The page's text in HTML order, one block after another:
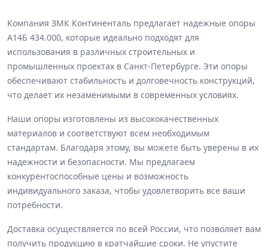
Компания ЗМК Континенталь предлагает надежные опоры
А14Б 434.000, которые идеально подходят для
использования в различных строительных и
промышленных проектах в Санкт-Петербурге. Эти опоры
обеспечивают стабильность и долговечность конструкций,
что делает их незаменимыми в современных условиях.
Наши опоры изготовлены из высококачественных
материалов и соответствуют всем необходимым
стандартам. Благодаря этому, вы можете быть уверены в их
надежности и безопасности. Мы предлагаем
конкурентоспособные цены и возможность
индивидуального заказа, чтобы удовлетворить все ваши
потребности.
Доставка осуществляется по всей России, что позволяет вам
получить продукцию в кратчайшие сроки. Не упустите